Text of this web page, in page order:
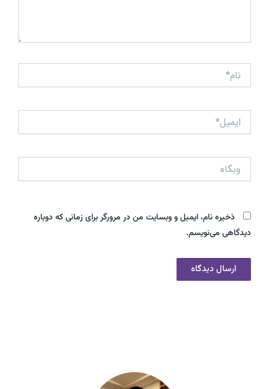
ایمیل*
ذخیره نام، ایمیل و وبسایت من در مرورگر برای زمانی که دوباره
دیدگاهی می‌نویسم.